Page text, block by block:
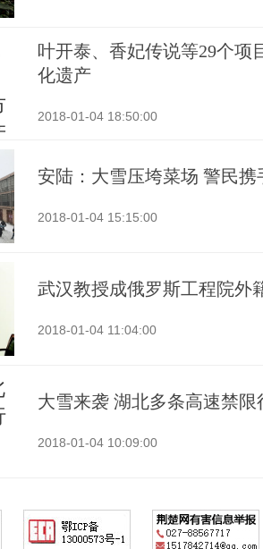
叶开泰、香妃传说等29个项
化遗产
2018-01-04 18:50:00
安陆：大雪压垮菜场 警民携
2018-01-04 15:15:00
武汉教授成俄罗斯工程院外
2018-01-04 11:04:00
大雪来袭 湖北多条高速禁限
2018-01-04 10:09:00